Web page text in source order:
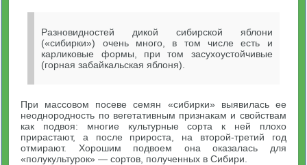
Разновидностей дикой сибирской яблони
(«сибирки») очень много, в том числе есть и
карликовые формы, при том засухоустойчивые
(горная забайкальская яблоня).
При массовом посеве семян «сибирки» выявилась ее
неоднородность по вегетативным признакам и свойствам
как подвоя: многие культурные сорта к ней плохо
прирастают, а после прироста, на второй-третий год
отмирают. Хорошим подвоем она оказалась для
«полукультурок» — сортов, полученных в Сибири.